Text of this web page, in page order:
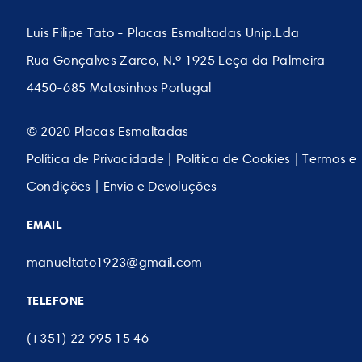
Luis Filipe Tato - Placas Esmaltadas Unip.Lda
Rua Gonçalves Zarco, N.º 1925 Leça da Palmeira
4450-685 Matosinhos Portugal
© 2020 Placas Esmaltadas
Política de Privacidade
Política de Cookies |Termos e
Condições
Envio e Devoluções
EMAIL
manueltato1923@gmail.com
TELEFONE
(+351) 22 995 15 46